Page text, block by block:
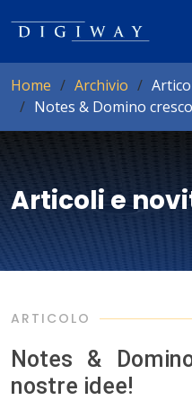
Home Archivio
Notes & Domino
Articoli e
ARTICOLO
Notes &
nostre idee!